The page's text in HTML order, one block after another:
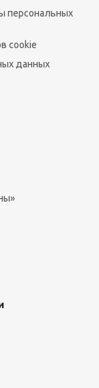
персональных
cookie
данных